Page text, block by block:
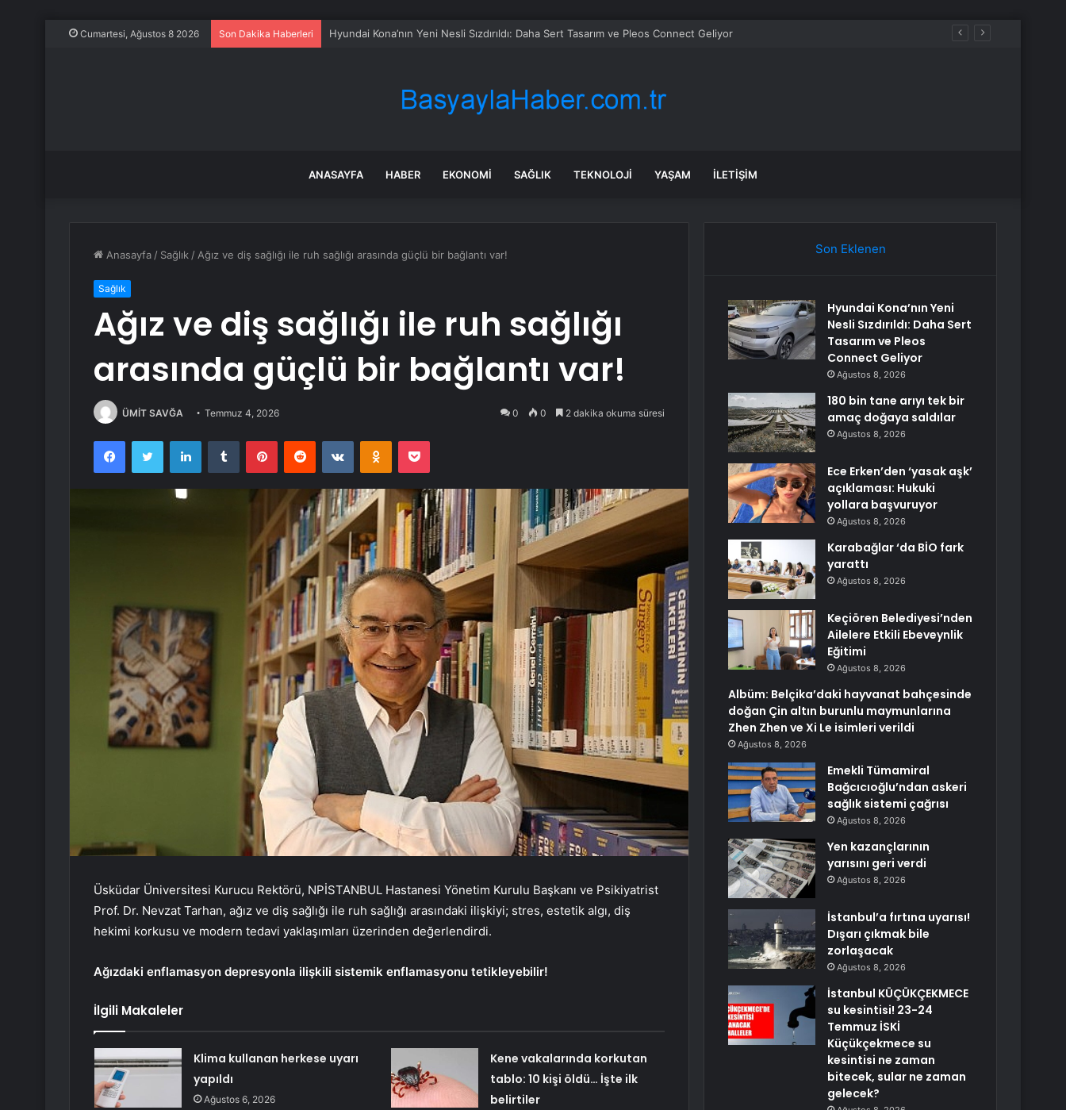
Cumartesi, Ağustos 8 2026 Son Dakika Haberleri 180 bin tane arıyı tek bir amaç doğaya saldılar
ANASAYFA HABER EKONOMI SAĞLIK TEKNOLOJI YAŞAM İLETIŞIM
Anasayfa / Sağlık / Ağız ve diş sağlığı ile ruh sağlığı arasında güçlü bir bağlantı var!
Sağlık
Ağız ve diş sağlığı ile ruh sağlığı
arasında güçlü bir bağlantı var!
ÜMİT SAVĞA Temmuz 4, 2026 0 0 2 dakika okuma süresi
FacebookTwitter LinkedInTumblr PinterestReddit VKontakteOdnoklassniki
Pocket
Üsküdar Üniversitesi Kurucu Rektörü, NPİSTANBUL Hastanesi Yönetim Kurulu Başkanı ve Psikiyatrist
Prof. Dr. Nevzat Tarhan, ağız ve diş sağlığı ile ruh sağlığı arasındaki ilişkiyi; stres, estetik algı, diş
hekimi korkusu ve modern tedavi yaklaşımları üzerinden değerlendirdi.
Ağızdaki enflamasyon depresyonla ilişkili sistemik enflamasyonu tetikleyebilir!
İlgili Makaleler
Klima kullanan herkese uyarı
yapıldı
Ağustos 6, 2026
Kene vakalarında korkutan
tablo: 10 kişi öldü… İşte ilk
belirtiler
Son Eklenen
Hyundai Kona’nın Yeni
Nesli Sızdırıldı: Daha Sert
Tasarım ve Pleos
Connect Geliyor
Ağustos 8, 2026
180 bin tane arıyı tek bir
amaç doğaya saldılar
Ağustos 8, 2026
Ece Erken’den ‘yasak aşk’
açıklaması: Hukuki
yollara başvuruyor
Ağustos 8, 2026
Karabağlar ‘da BİO fark
yarattı
Ağustos 8, 2026
Keçiören Belediyesi’nden
Ailelere Etkili Ebeveynlik
Eğitimi
Ağustos 8, 2026
Albüm: Belçika’daki hayvanat bahçesinde
doğan Çin altın burunlu maymunlarına
Zhen Zhen ve Xi Le isimleri verildi
Ağustos 8, 2026
Emekli Tümamiral
Bağcıcıoğlu’ndan askeri
sağlık sistemi çağrısı
Ağustos 8, 2026
Yen kazançlarının
yarısını geri verdi
Ağustos 8, 2026
İstanbul’a fırtına uyarısı!
Dışarı çıkmak bile
zorlaşacak
Ağustos 8, 2026
İstanbul KÜÇÜKÇEKMECE
su kesintisi! 23-24
Temmuz İSKİ
Küçükçekmece su
kesintisi ne zaman
bitecek, sular ne zaman
gelecek?